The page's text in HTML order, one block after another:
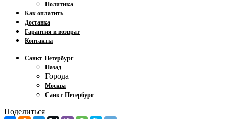
Политика
Как оплатить
Доставка
Гарантия и возврат
Контакты
Санкт-Петербург
Назад
Города
Москва
Санкт-Петербург
Поделиться